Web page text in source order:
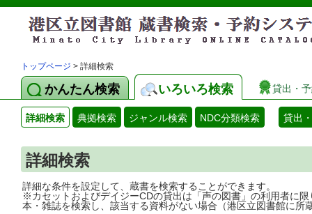
トップページ > 詳細検索
かんたん検索 いろいろ検索 貸出・
詳細検索 典拠検索 ジャンル検索 NDC分類検索 貸出
詳細検索
詳細な条件を設定して、蔵書を検索することができます。
※カセットおよびデイジーCDの貸出は「声の図書」の利用者に限
本・雑誌を検索し、該当する資料がない場合（港区立図書館に所